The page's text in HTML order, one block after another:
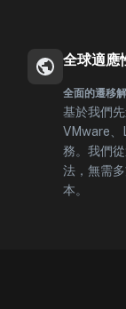
全球適應
全面的遷移
基於我們
VMware、
務。我們
法，無需
本。